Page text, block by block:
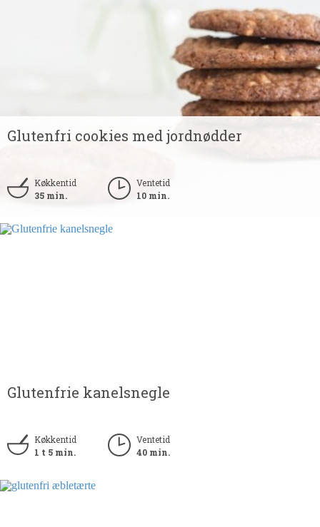
Glutenfri cookies med jordnødder
Køkkentid
35 min.
Ventetid
10 min.
Glutenfrie kanelsnegle
Køkkentid
1 t 5 min.
Ventetid
40 min.